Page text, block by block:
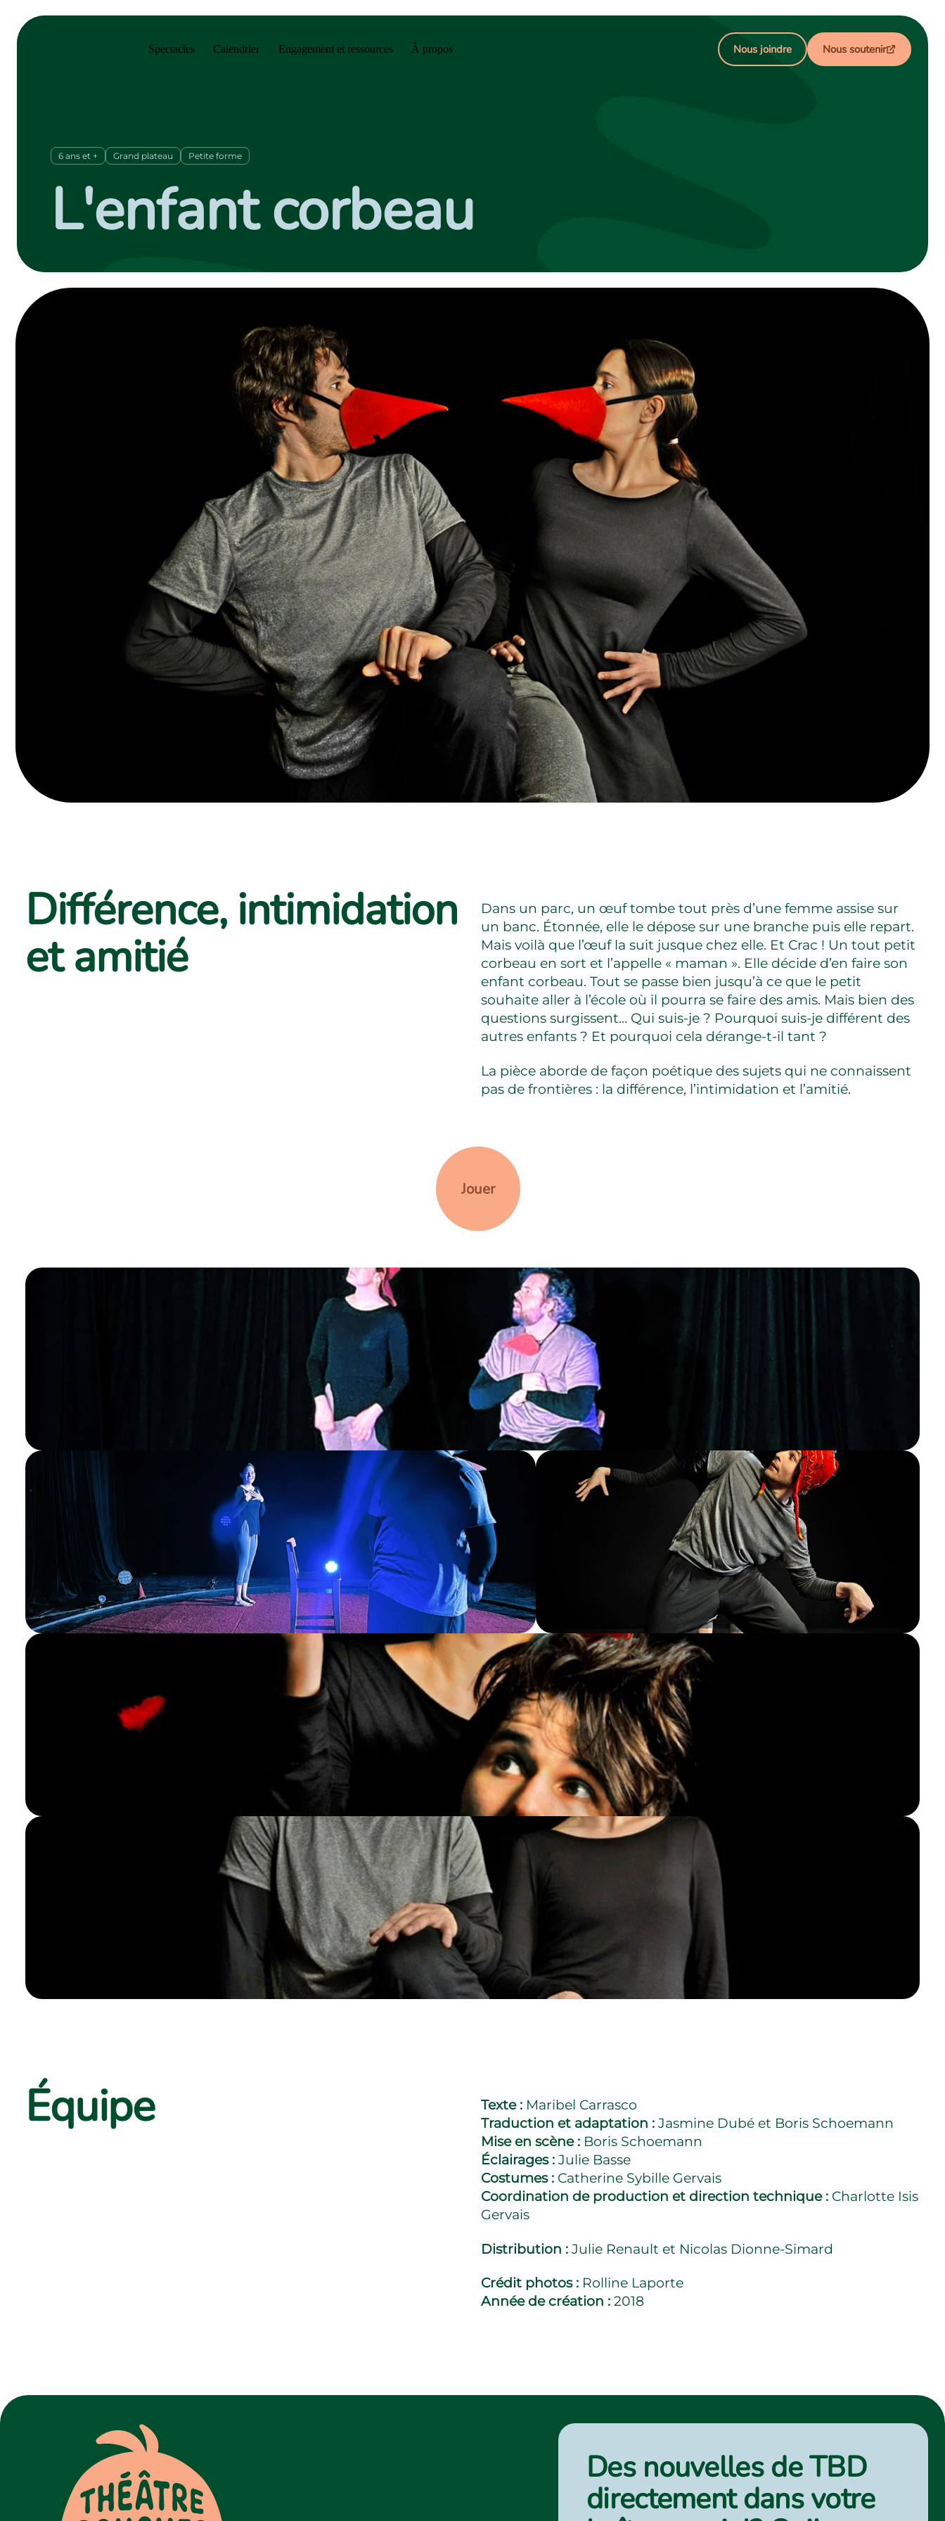
Sauter au contenu principal
Sauter au pied de page
Spectacles
Calendrier Engagement et ressources À propos Nous joindre Nous soutenir
6 ans et + Grand plateau Petite forme
L'enfant corbeau
Différence, intimidation
et amitié
Dans un parc, un œuf tombe tout près d’une femme assise sur
un banc. Étonnée, elle le dépose sur une branche puis elle repart.
Mais voilà que l’œuf la suit jusque chez elle. Et Crac ! Un tout petit
corbeau en sort et l’appelle « maman ». Elle décide d’en faire son
enfant corbeau. Tout se passe bien jusqu’à ce que le petit
souhaite aller à l’école où il pourra se faire des amis. Mais bien des
questions surgissent… Qui suis-je ? Pourquoi suis-je différent des
autres enfants ? Et pourquoi cela dérange-t-il tant ?
La pièce aborde de façon poétique des sujets qui ne connaissent
pas de frontières : la différence, l’intimidation et l’amitié.
Jouer
Équipe Texte : Maribel Carrasco
Traduction et adaptation : Jasmine Dubé et Boris Schoemann
Mise en scène : Boris Schoemann
Éclairages : Julie Basse
Costumes : Catherine Sybille Gervais
Coordination de production et direction technique : Charlotte Isis
Gervais
Distribution : Julie Renault et Nicolas Dionne-Simard
Crédit photos : Rolline Laporte
Année de création : 2018
Des nouvelles de TBD
directement dans votre